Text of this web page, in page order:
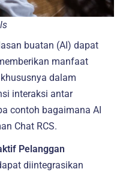
buatan (AI) dapat
manfaat
dalam
interaksi antar
contoh bagaimana AI
Chat RCS.
Pelanggan
diintegrasikan